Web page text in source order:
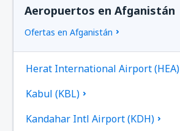
Aeropuertos en Afganistán
Ofertas en Afganistán
Herat International Airport (HEA)
Kabul (KBL)
Kandahar Intl Airport (KDH)